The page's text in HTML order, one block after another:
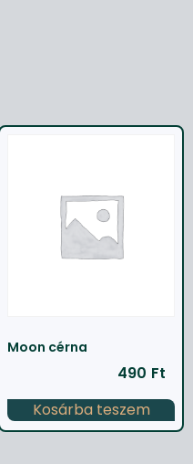
Moon cérna
490 Ft
Kosárba teszem